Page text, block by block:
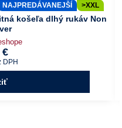
NAJPREDÁVANEJŠÍ >XXL
košeľa dlhý rukáv Non
€
DPH